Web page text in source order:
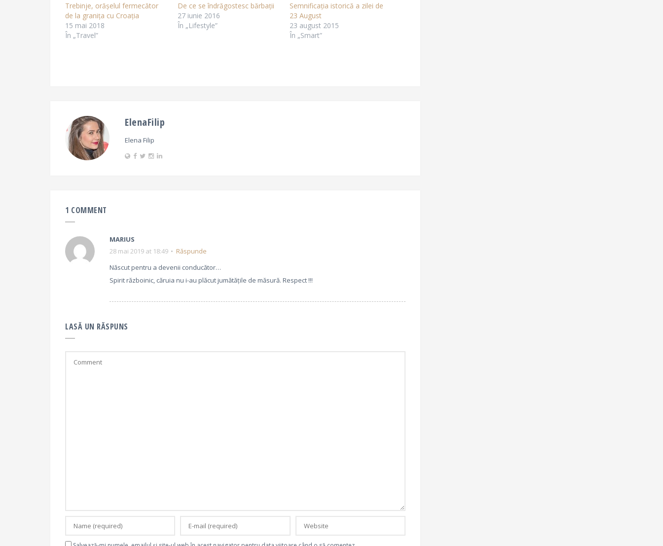
Trebinje, orășelul fermecător
de la granița cu Croația
15 mai 2018
În „Travel”
De ce se îndrăgostesc bărbații
27 iunie 2016
În „Lifestyle”
Semnificația istorică a zilei de
23 August
23 august 2015
În „Smart”
ElenaFilip
Elena Filip
1 COMMENT
MARIUS
28 mai 2019 at 18:49
Răspunde
Născut pentru a devenii conducător…
Spirit războinic, căruia nu i-au plăcut jumătățile de măsură. Respect !!!
LASĂ UN RĂSPUNS